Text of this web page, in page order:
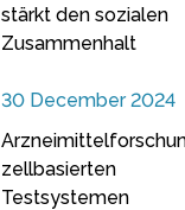
stärkt den sozialen
Zusammenhalt
30 December 2024
zellbasierten
Testsystemen